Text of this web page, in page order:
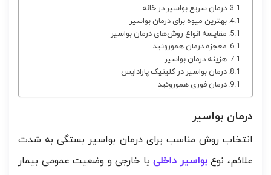
درمان سریع بواسیر در خانه
بهترین میوه برای درمان بواسیر
مقایسه انواع روش‌های درمان بواسیر
معجزه درمان هموروئید
هزینه درمان بواسیر
درمان بواسیر در کلینیک پارادایس
درمان فوری هموروئید
درمان بواسیر
انتخاب روش مناسب برای درمان بواسیر بستگی به شدت
علائم، نوعبواسیر داخلییا خارجی و وضعیت عمومی بیمار